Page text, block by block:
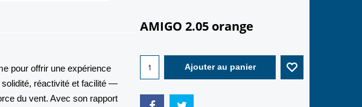
AMIGO 2.05 orange
pour offrir une expérience
réactivité et facilité —
du vent. Avec son rapport